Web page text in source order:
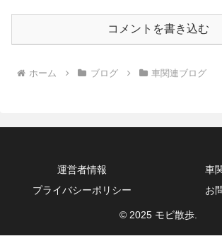
コメントを書き込む
ホーム ブログ 車関連ブログ
運営者情報
車
プライバシーポリシー
お
© 2025 モビ散歩.